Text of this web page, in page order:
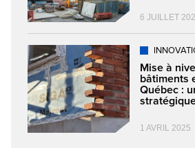
6 JUILLET
Mise à
bâtiments
Québec :
1 AVRIL 2025